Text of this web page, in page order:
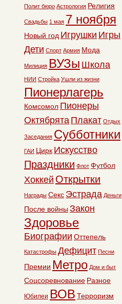
Полит бюро Астрология Религия
Свадьбы 1 мая 7 ноября
Новый год Игрушки Игры
Дети Спорт Армия Мода
Милиция ВУЗы Школа
НИИ Стройка Ушли из жизни
Пионерлагерь
Комсомол Пионеры
Октябрята Плакат Отдых
Заседания Субботники
ГАИ Цирк Искусство
Праздники Флот Футбол
Хоккей Открытки
Награды Секс Эстрада Деньги
После войны Закон
Здоровье
Биографии Оттепель
Катастрофы Дефицит Песни
Премии Метро Дом и быт
Соцсоревнование Разное
Юбилеи ВОВ Терроризм